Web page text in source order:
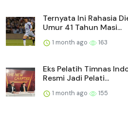
Ternyata Ini Rahasia
Umur 41 Tahun Masi...
1 month ago 163
Eks Pelatih Timnas
Resmi Jadi Pelati...
1 month ago 155